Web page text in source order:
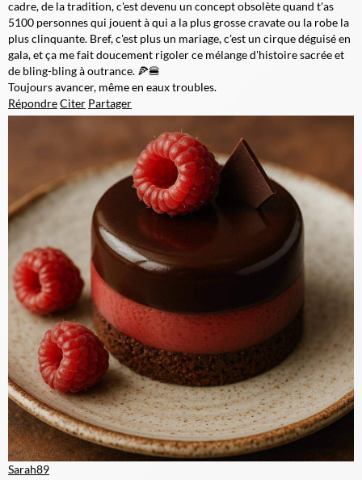
cadre, de la tradition, c'est devenu un concept obsolète quand t'as
5100 personnes qui jouent à qui a la plus grosse cravate ou la robe la
plus clinquante. Bref, c'est plus un mariage, c'est un cirque déguisé en
gala, et ça me fait doucement rigoler ce mélange d'histoire sacrée et
de bling-bling à outrance. 🍕🍔
Toujours avancer, même en eaux troubles.
RépondreCiter Partager
Sarah89